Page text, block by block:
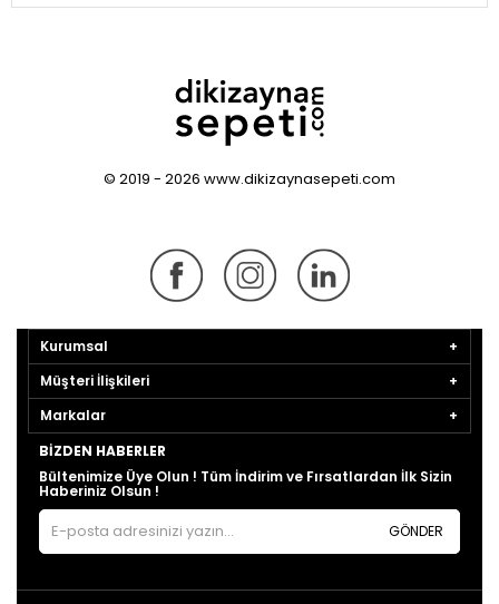
© 2019 - 2026 www.dikizaynasepeti.com
Kurumsal
Müşteri İlişkileri
Markalar
BIZDEN HABERLER
Bültenimize Üye Olun ! Tüm İndirim ve Fırsatlardan İlk Sizin
Haberiniz Olsun !
GÖNDER